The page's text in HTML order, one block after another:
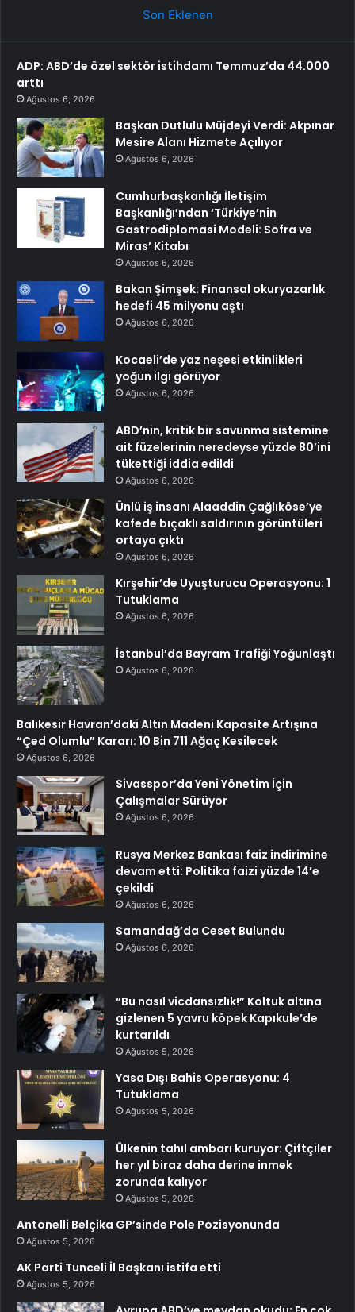
Son Eklenen
ADP: ABD’de özel sektör istihdamı Temmuz’da 44.000
arttı
Ağustos 6, 2026
Başkan Dutlulu Müjdeyi Verdi: Akpınar
Mesire Alanı Hizmete Açılıyor
Ağustos 6, 2026
Cumhurbaşkanlığı İletişim
Başkanlığı’ndan ‘Türkiye’nin
Gastrodiplomasi Modeli: Sofra ve
Miras’ Kitabı
Ağustos 6, 2026
Bakan Şimşek: Finansal okuryazarlık
hedefi 45 milyonu aştı
Ağustos 6, 2026
Kocaeli’de yaz neşesi etkinlikleri
yoğun ilgi görüyor
Ağustos 6, 2026
ABD’nin, kritik bir savunma sistemine
ait füzelerinin neredeyse yüzde 80’ini
tükettiği iddia edildi
Ağustos 6, 2026
Ünlü iş insanı Alaaddin Çağlıköse’ye
kafede bıçaklı saldırının görüntüleri
ortaya çıktı
Ağustos 6, 2026
Kırşehir’de Uyuşturucu Operasyonu: 1
Tutuklama
Ağustos 6, 2026
İstanbul’da Bayram Trafiği Yoğunlaştı
Ağustos 6, 2026
Balıkesir Havran’daki Altın Madeni Kapasite Artışına
“Çed Olumlu” Kararı: 10 Bin 711 Ağaç Kesilecek
Ağustos 6, 2026
Sivasspor’da Yeni Yönetim İçin
Çalışmalar Sürüyor
Ağustos 6, 2026
Rusya Merkez Bankası faiz indirimine
devam etti: Politika faizi yüzde 14’e
çekildi
Ağustos 6, 2026
Samandağ’da Ceset Bulundu
Ağustos 6, 2026
“Bu nasıl vicdansızlık!” Koltuk altına
gizlenen 5 yavru köpek Kapıkule’de
kurtarıldı
Ağustos 5, 2026
Yasa Dışı Bahis Operasyonu: 4
Tutuklama
Ağustos 5, 2026
Ülkenin tahıl ambarı kuruyor: Çiftçiler
her yıl biraz daha derine inmek
zorunda kalıyor
Ağustos 5, 2026
Antonelli Belçika GP’sinde Pole Pozisyonunda
Ağustos 5, 2026
AK Parti Tunceli İl Başkanı istifa etti
Ağustos 5, 2026